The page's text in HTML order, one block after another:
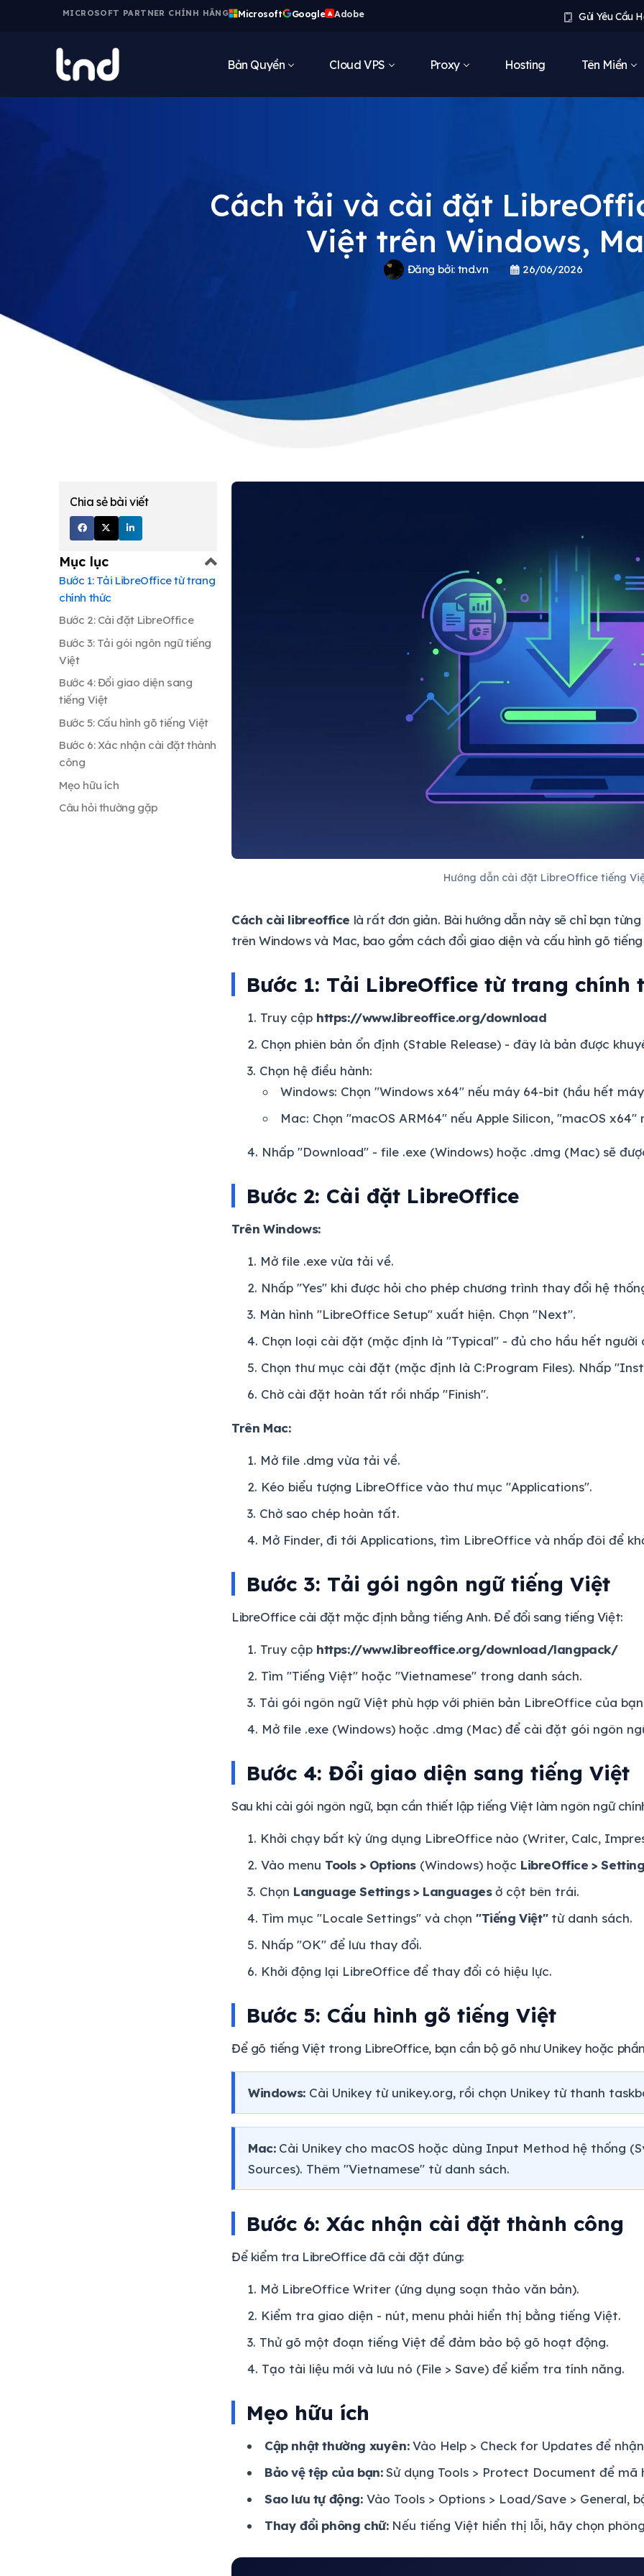
MICROSOFT PARTNER CHÍNH HÃNG Microsoft Google A Adobe Gửi Yêu Cầu
Bản Quyền Cloud VPS Proxy Hosting Tên Miền
Cách tải và cài đặt
Việt trên Windows,
Đăng bởi: tnd.vn 26/06/2026
Chia sẻ bài viết
Mục lục
Bước 1: Tải LibreOffice từ trang
chính thức
Bước 2: Cài đặt LibreOffice
Bước 3: Tải gói ngôn ngữ tiếng
Việt
Bước 4: Đổi giao diện sang
tiếng Việt
Bước 5: Cấu hình gõ tiếng Việt
Bước 6: Xác nhận cài đặt thành
công
Mẹo hữu ích
Câu hỏi thường gặp
Hướng dẫn cài đặt LibreOffice tiếng
Cách cài libreoffice là rất đơn giản. Bài hướng dẫn này sẽ chỉ bạn
trên Windows và Mac, bao gồm cách đổi giao diện và cấu hình gõ
Bước 1: Tải LibreOffice từ trang chính
Truy cập https://www.libreoffice.org/download
Chọn phiên bản ổn định (Stable Release) - đây là bản được
Chọn hệ điều hành:
Windows: Chọn "Windows x64" nếu máy 64-bit (hầu hết
Mac: Chọn "macOS ARM64" nếu Apple Silicon, "macOS x64"
Nhấp "Download" - file .exe (Windows) hoặc .dmg (Mac) sẽ
Bước 2: Cài đặt LibreOffice
Trên Windows:
Mở file .exe vừa tải về.
Nhấp "Yes" khi được hỏi cho phép chương trình thay đổi hệ
Màn hình "LibreOffice Setup" xuất hiện. Chọn "Next".
Chọn loại cài đặt (mặc định là "Typical" - đủ cho hầu hết người
Chọn thư mục cài đặt (mặc định là C:Program Files). Nhấp
Chờ cài đặt hoàn tất rồi nhấp "Finish".
Trên Mac:
Mở file .dmg vừa tải về.
Kéo biểu tượng LibreOffice vào thư mục "Applications".
Chờ sao chép hoàn tất.
Mở Finder, đi tới Applications, tìm LibreOffice và nhấp đôi để
Bước 3: Tải gói ngôn ngữ tiếng Việt
LibreOffice cài đặt mặc định bằng tiếng Anh. Để đổi sang tiếng Việt:
Truy cập https://www.libreoffice.org/download/langpack/
Tìm "Tiếng Việt" hoặc "Vietnamese" trong danh sách.
Tải gói ngôn ngữ Việt phù hợp với phiên bản LibreOffice của
Mở file .exe (Windows) hoặc .dmg (Mac) để cài đặt gói ngôn
Bước 4: Đổi giao diện sang tiếng Việt
Sau khi cài gói ngôn ngữ, bạn cần thiết lập tiếng Việt làm ngôn ngữ
Khởi chạy bất kỳ ứng dụng LibreOffice nào (Writer, Calc,
Vào menu Tools > Options (Windows) hoặc LibreOffice >
Chọn Language Settings > Languagesở cột bên trái.
Tìm mục "Locale Settings" và chọn "Tiếng Việt"từ danh sách.
Nhấp "OK" để lưu thay đổi.
Khởi động lại LibreOffice để thay đổi có hiệu lực.
Bước 5: Cấu hình gõ tiếng Việt
Để gõ tiếng Việt trong LibreOffice, bạn cần bộ gõ như Unikey hoặc
Windows:Cài Unikey từ unikey.org, rồi chọn Unikey từ thanh
Mac:Cài Unikey cho macOS hoặc dùng Input Method hệ thống
Sources). Thêm "Vietnamese" từ danh sách.
Bước 6: Xác nhận cài đặt thành công
Để kiểm tra LibreOffice đã cài đặt đúng:
Mở LibreOffice Writer (ứng dụng soạn thảo văn bản).
Kiểm tra giao diện - nút, menu phải hiển thị bằng tiếng Việt.
Thử gõ một đoạn tiếng Việt để đảm bảo bộ gõ hoạt động.
Tạo tài liệu mới và lưu nó (File > Save) để kiểm tra tính năng.
Mẹo hữu ích
Cập nhật thường xuyên:Vào Help > Check for Updates để
Bảo vệ tệp của bạn:Sử dụng Tools > Protect Document để mã
Sao lưu tự động:Vào Tools > Options > Load/Save > General,
Thay đổi phông chữ:Nếu tiếng Việt hiển thị lỗi, hãy chọn